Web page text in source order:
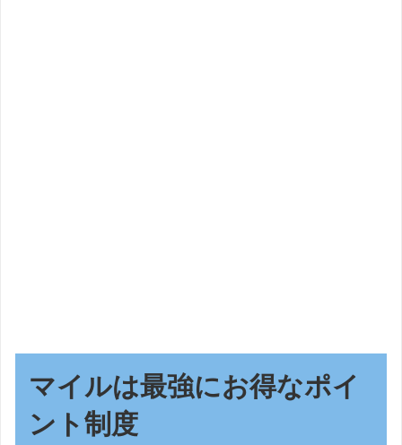
マイルは最強にお得なポイ
ント制度